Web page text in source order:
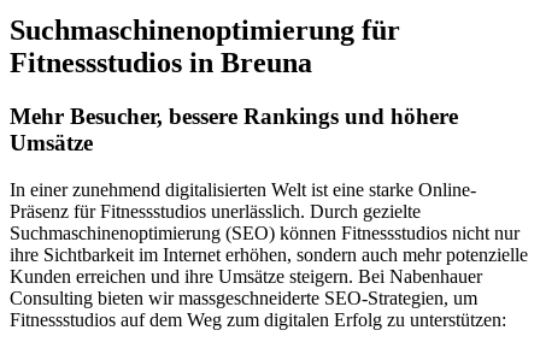
Suchmaschinenoptimierung für
Fitnessstudios in Breuna
Mehr Besucher, bessere Rankings und höhere
Umsätze
In einer zunehmend digitalisierten Welt ist eine starke Online-
Präsenz für Fitnessstudios unerlässlich. Durch gezielte
Suchmaschinenoptimierung (SEO) können Fitnessstudios nicht nur
ihre Sichtbarkeit im Internet erhöhen, sondern auch mehr potenzielle
Kunden erreichen und ihre Umsätze steigern. Bei Nabenhauer
Consulting bieten wir massgeschneiderte SEO-Strategien, um
Fitnessstudios auf dem Weg zum digitalen Erfolg zu unterstützen: